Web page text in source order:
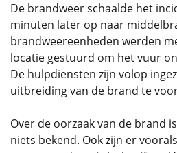
De brandweer schaalde het
minuten later op naar
brandweereenheden werden
locatie gestuurd om het vuur
De hulpdiensten zijn volop
uitbreiding van de brand te
Over de oorzaak van de brand
niets bekend. Ook zijn er